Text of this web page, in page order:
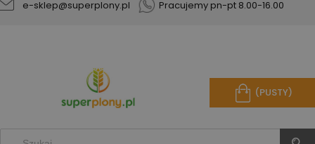
e-sklep@superplony.pl
Pracujemy pn-pt 8.00-16.00
(PUSTY)